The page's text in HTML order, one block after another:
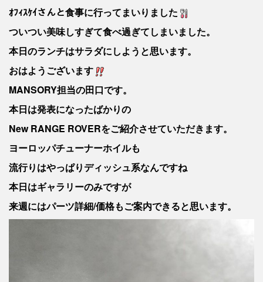
ｵﾌｨｽｹｲさんと食事に行ってまいりました
ついつい美味しすぎて食べ過ぎてしまいました。
本日のランチはサラダにしようと思います。
おはようございます
MANSORY担当の田口です。
本日は発表になったばかりの
New RANGE ROVERをご紹介させていただきます。
ヨーロッパチューナーホイルも
流行りはやっぱりディッシュ系なんですね
本日はギャラリーのみですが
来週にはパーツ詳細/価格もご案内できると思います。